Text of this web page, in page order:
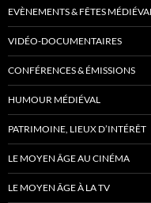
EVÈNEMENTS & FÊTES
VIDÉO-DOCUMENTAIRES
CONFÉRENCES & ÉMISSIONS
HUMOUR MÉDIÉVAL
PATRIMOINE, LIEUX D’INTÉRÊT
LE MOYEN ÂGE AU CINÉMA
LE MOYEN ÂGE À LA TV